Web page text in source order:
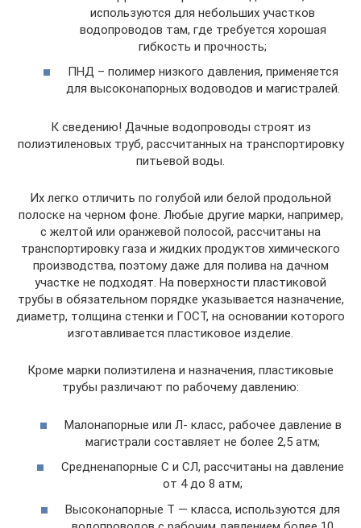
используются для небольших участков
водопроводов там, где требуется хорошая
гибкость и прочность;
ПНД – полимер низкого давления, применяется
для высоконапорных водоводов и магистралей.
К сведению! Дачные водопроводы строят из
полиэтиленовых труб, рассчитанных на транспортировку
питьевой воды.
Их легко отличить по голубой или белой продольной
полоске на черном фоне. Любые другие марки, например,
с желтой или оранжевой полосой, рассчитаны на
транспортировку газа и жидких продуктов химического
производства, поэтому даже для полива на дачном
участке не подходят. На поверхности пластиковой
трубы в обязательном порядке указывается назначение,
диаметр, толщина стенки и ГОСТ, на основании которого
изготавливается пластиковое изделие.
Кроме марки полиэтилена и назначения, пластиковые
трубы различают по рабочему давлению:
Малонапорные или Л- класс, рабочее давление в
магистрали составляет не более 2,5 атм;
Средненапорные С и СЛ, рассчитаны на давление
от 4 до 8 атм;
Высоконапорные Т — класса, используются для